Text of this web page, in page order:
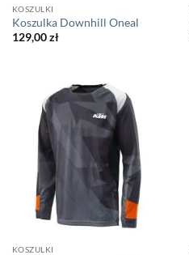
KOSZULKI
Koszulka Downhill Oneal
129,00zł
KOSZULKI